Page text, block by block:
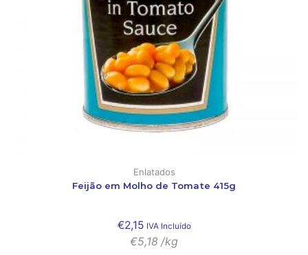
Enlatados
Feijão em Molho de Tomate 415g
€2,15 IVA Incluído
€5,18 /kg